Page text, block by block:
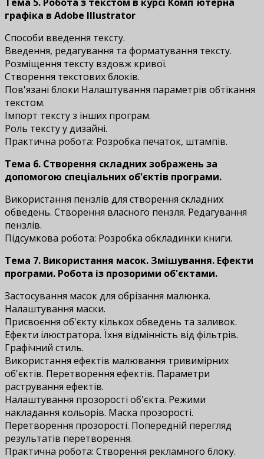
графіка в Adobe Illustrator
Способи введення тексту.
Введення, редагування та форматування тексту.
Розміщення тексту вздовж кривої.
Створення текстових блоків.
Пов'язані блоки Налаштування параметрів обтікання
текстом.
Імпорт тексту з інших програм.
Роль тексту у дизайні.
Практична робота: Розробка печаток, штампів.
Тема 6. Створення складних зображень за
допомогою спеціальних об'єктів програми.
Використання пензлів для створення складних
обведень. Створення власного пензля. Редагування
пензлів.
Підсумкова робота: Розробка обкладинки книги.
Тема 7. Використання масок. Змішування. Ефекти
програми. Робота із прозорими об'єктами.
Застосування масок для обрізання малюнка.
Налаштування маски.
Присвоєння об'єкту кількох обведень та заливок.
Ефекти ілюстратора. Їхня відмінність від фільтрів.
Графічний стиль.
Використання ефектів малювання тривимірних
об'єктів. Перетворення ефектів. Параметри
растрування ефектів.
Налаштування прозорості об'єкта. Режими
накладання кольорів. Маска прозорості.
Перетворення прозорості. Попередній перегляд
результатів перетворення.
Практична робота: Створення рекламного блоку.